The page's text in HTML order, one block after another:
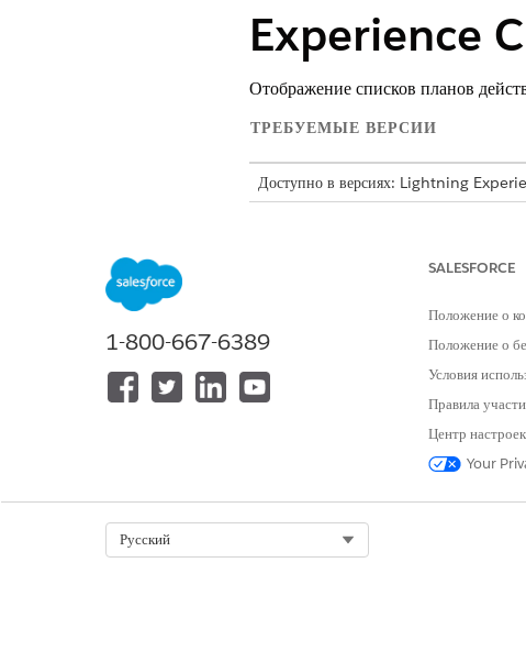
Experience
Отображение списков планов
ТРЕБУЕМЫЕ ВЕРСИИ
Доступно в версиях: Lightning
Для настройки сайта Experience Cloud:
В настройке, в поле быстрого
Нажмите «Конструктор
» для
1-800-667-6389
SALESFORCE
Положение о
Положение о
Условия
Правила
Центр
Your
Русский